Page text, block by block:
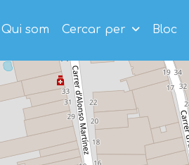
Qui som Cercar per Bloc